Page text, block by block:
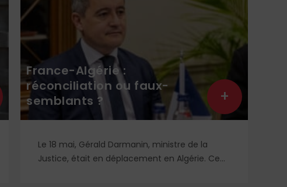
France-Algérie :
réconciliation ou faux-
semblants ?
Le 18 mai, Gérald Darmanin, ministre de la
Justice, était en déplacement en Algérie. Ce
+